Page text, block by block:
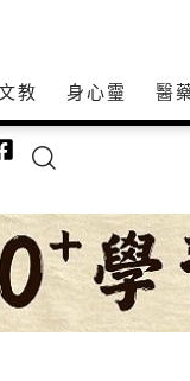
教 身心𩆜 醫